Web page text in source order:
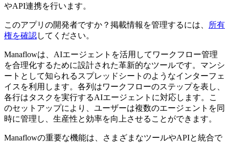
やAPI連携を行います。
このアプリの開発者ですか？掲載情報を管理するには、
所有
権を確認してください。
Manaflowは、AIエージェントを活用してワークフロー管理
を合理化するために設計された革新的なツールです。マンシ
ートとして知られるスプレッドシートのようなインターフェ
イスを利用します。各列はワークフローのステップを表し、
各行はタスクを実行するAIエージェントに対応します。こ
のセットアップにより、ユーザーは複数のエージェントを同
時に管理し、生産性と効率を向上させることができます。
Manaflowの重要な機能は、さまざまなツールやAPIと統合で